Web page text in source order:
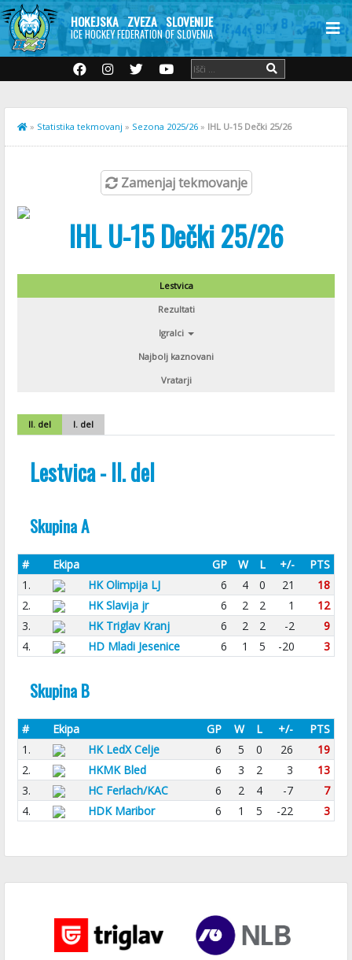
HOKEJSKA ZVEZA SLOVENIJE
ICE HOCKEY FEDERATION OF SLOVENIA
» Statistika tekmovanj » Sezona 2025/26 » IHL U-15 Dečki 25/26
Zamenjaj tekmovanje
IHL U-15 Dečki 25/26
Lestvica
Rezultati
Igralci
Najbolj kaznovani
Vratarji
II. del I. del
Lestvica - II. del
Skupina A
# Ekipa GP W L +/-
PTS
1.
HK Olimpija LJ 6 4 0 21
18
2.
HK Slavija jr 6 2 2 1
12
3.
HK Triglav Kranj 6 2 2 -2
9
4.
HD Mladi Jesenice 6 1 5 -20 3
Skupina B
# Ekipa GP W L +/-
PTS
1.
HK LedX Celje 6 5 0 26
19
2.
HKMK Bled 6 3 2 3
13
3.
HC Ferlach/KAC 6 2 4 -7
7
4.
HDK Maribor 6 1 5 -22 3